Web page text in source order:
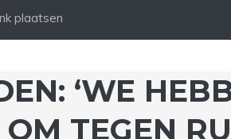
plaatsen
‘WE
TEGEN